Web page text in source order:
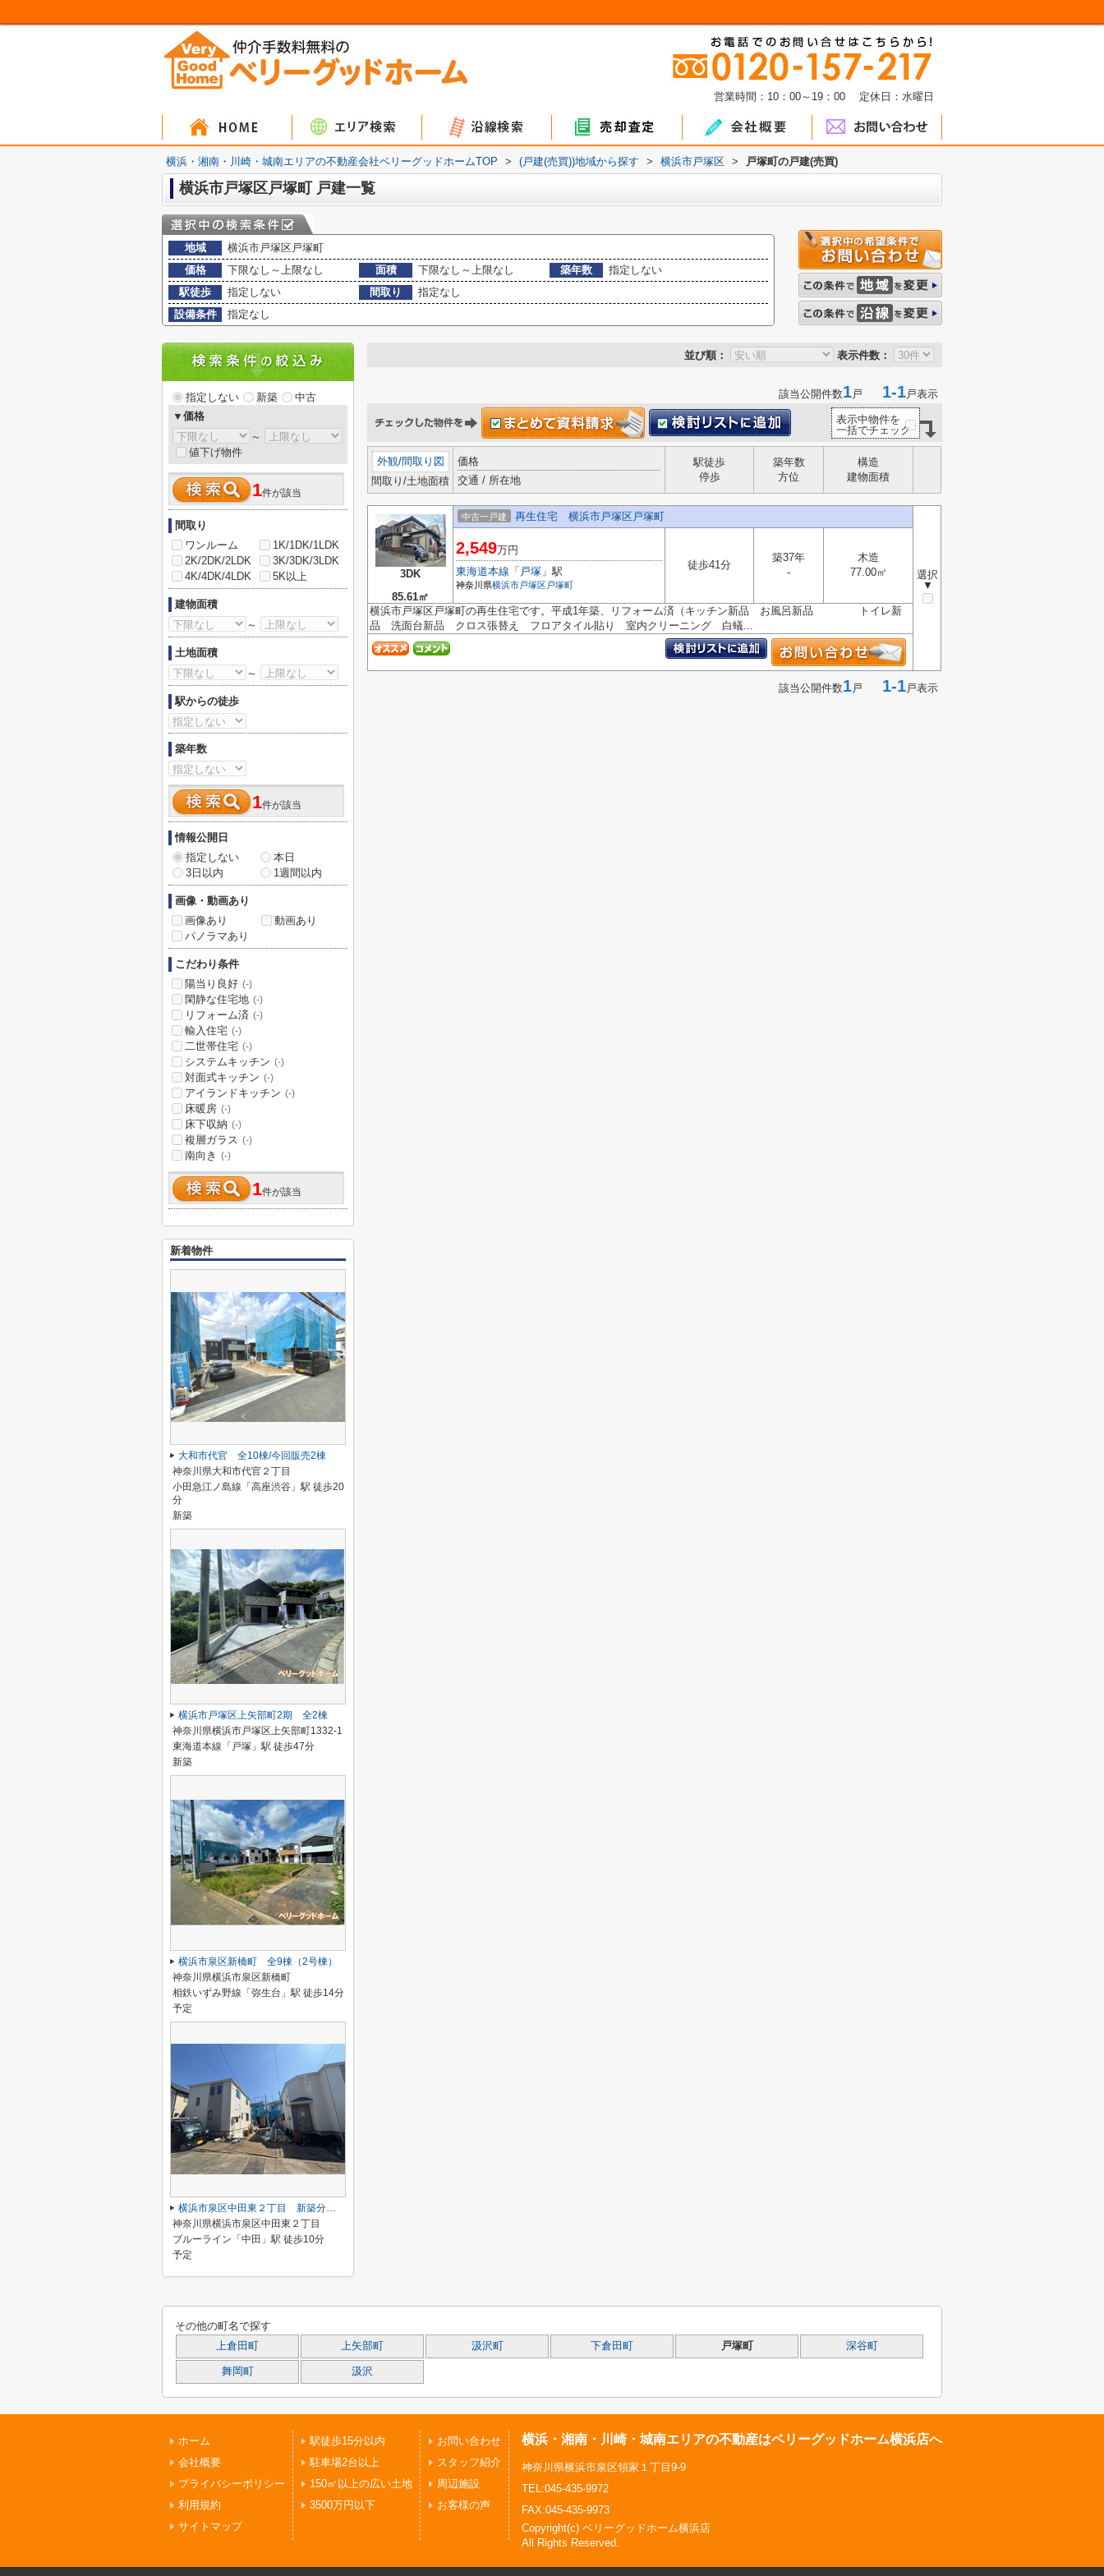
営業時間：10：00～19：00 定休日：水曜日
戸建て
マンション
土地 戸建て
マンション
土地
横浜・湘南・川崎・城南エリアの不動産会社ベリーグッドホームTOP > (戸建(売買))地域から探す > 横浜市戸塚区 > 戸塚町の戸建(売買)
横浜市戸塚区戸塚町 戸建一覧
地域
横浜市戸塚区戸塚町
価格
下限なし～上限なし 面積 下限なし～上限なし 築年数
指定しない
駅徒歩
指定しない 間取り
指定なし
設備条件
指定なし
並び順： 表示件数：
該当公開件数1戸 1-1戸表示
表示中物件を
一括でチェック
外観/間取り図
間取り/土地面積
価格
交通 / 所在地
駅徒歩
停歩
築年数
方位
構造
建物面積
3DK
85.61㎡
中古一戸建 再生住宅 横浜市戸塚区戸塚町
選択
▼
2,549万円
東海道本線 「 戸塚 」駅
神奈川県横浜市戸塚区戸塚町
徒歩41分
築37年
-
木造
77.00㎡
横浜市戸塚区戸塚町の再生住宅です。平成1年築、リフォーム済（キッチン新品 お風呂新品 トイレ新
品 洗面台新品 クロス張替え フロアタイル貼り 室内クリーニング 白蟻...
該当公開件数1戸 1-1戸表示
指定しない 新築
中古
▼価格
～
値下げ物件
1件が該当
間取り
ワンルーム
1K/1DK/1LDK
2K/2DK/2LDK
3K/3DK/3LDK
4K/4DK/4LDK
5K以上
建物面積
～
土地面積
～
駅からの徒歩
築年数
1件が該当
情報公開日
指定しない
本日
3日以内
1週間以内
画像・動画あり
画像あり
動画あり
パノラマあり
こだわり条件
陽当り良好 (-)
閑静な住宅地 (-)
リフォーム済 (-)
輸入住宅 (-)
二世帯住宅 (-)
システムキッチン (-)
対面式キッチン (-)
アイランドキッチン (-)
床暖房 (-)
床下収納 (-)
複層ガラス (-)
南向き (-)
1件が該当
新着物件
大和市代官 全10棟/今回販売2棟
神奈川県大和市代官２丁目
小田急江ノ島線「高座渋谷」駅 徒歩20
分
新築
横浜市戸塚区上矢部町2期 全2棟
神奈川県横浜市戸塚区上矢部町1332-1
東海道本線「戸塚」駅 徒歩47分
新築
横浜市泉区新橋町 全9棟（2号棟）
神奈川県横浜市泉区新橋町
相鉄いずみ野線「弥生台」駅 徒歩14分
予定
横浜市泉区中田東２丁目 新築分譲住宅 全４棟 今回販売4棟
神奈川県横浜市泉区中田東２丁目
ブルーライン「中田」駅 徒歩10分
予定
その他の町名で探す
上倉田町 上矢部町 汲沢町 下倉田町 戸塚町 深谷町
舞岡町 汲沢
ホーム
会社概要
プライバシーポリシー
利用規約
サイトマップ
駅徒歩15分以内
駐車場2台以上
150㎡以上の広い土地
3500万円以下
お問い合わせ
スタッフ紹介
周辺施設
お客様の声
横浜・湘南・川崎・城南エリアの不動産はベリーグッドホーム横浜店へ
神奈川県横浜市泉区領家１丁目9-9
TEL:045-435-9972
FAX:045-435-9973
Copyright(c) ベリーグッドホーム横浜店
All Rights Reserved.